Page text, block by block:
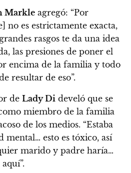
Markle agregó: “Por
no es estrictamente exacta,
grandes rasgos te da una idea
las presiones de poner el
encima de la familia y todo
resultar de eso”.
de Lady Di develó que se
miembro de la familia
de los medios. “Estaba
mental… esto es tóxico, así
marido y padre haría…